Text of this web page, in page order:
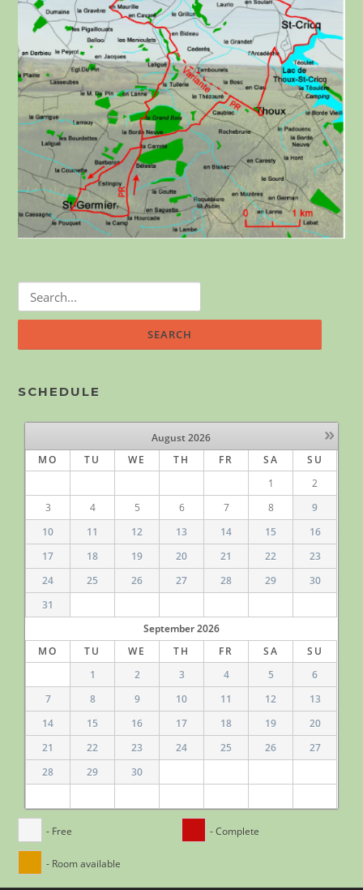
Search
for:
SCHEDULE
»
August 2026
MO
TU WE TH FR SA
SU
1
2
3
4 5 6 7 8
9
10
11 12 13 14 15
16
17
18 19 20 21 22
23
24
25 26 27 28 29
30
31
September2026
MO
TU WE TH FR SA
SU
1
2 3 4 5
6
7
8 9 10 11 12
13
14
15 16 17 18 19
20
21
22 23 24 25 26
27
28
29 30
- Free - Complete
- Room available